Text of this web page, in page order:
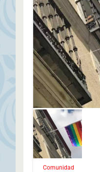
Comunidad